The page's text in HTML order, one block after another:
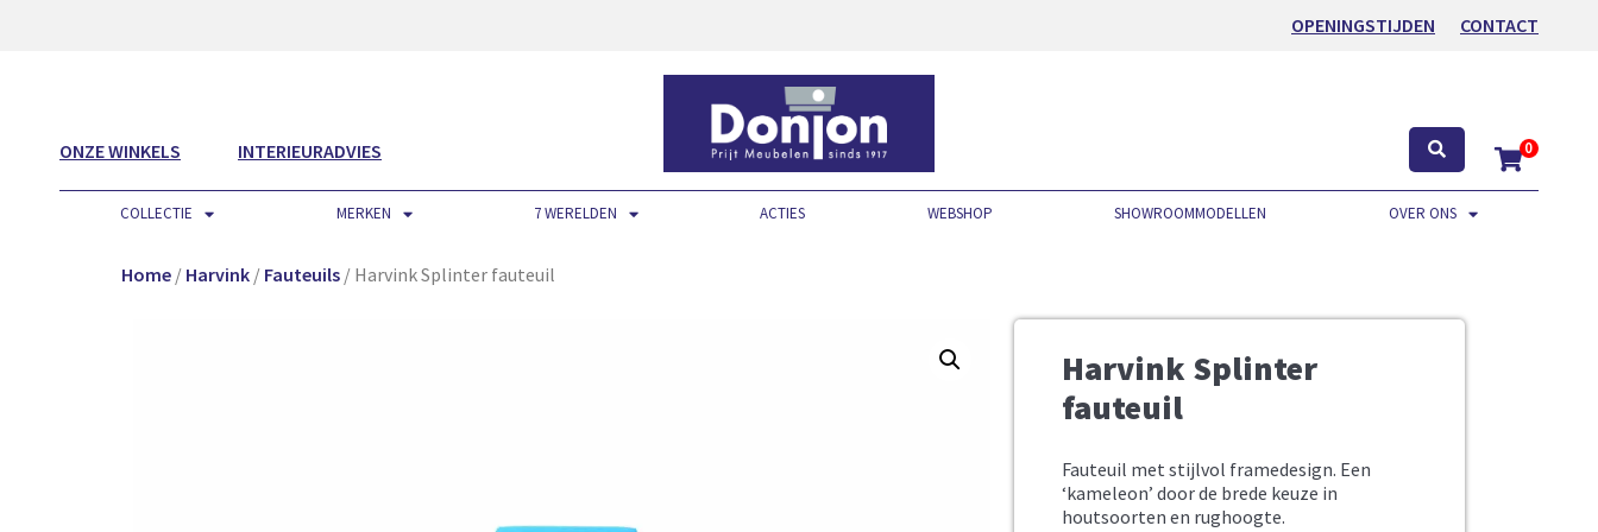
OPENINGSTIJDEN CONTACT
ONZE WINKELS INTERIEURADVIES 0
COLLECTIE MERKEN 7 WERELDEN ACTIES WEBSHOP SHOWROOMMODELLEN OVER ONS
Home / Harvink / Fauteuils / Harvink Splinter fauteuil
Harvink Splinter
fauteuil
Fauteuil met stijlvol framedesign. Een
‘kameleon’ door de brede keuze in
houtsoorten en rughoogte.